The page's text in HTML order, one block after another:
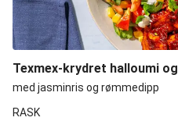
Texmex-krydret halloumi
med jasminris og rømmedipp
RASK